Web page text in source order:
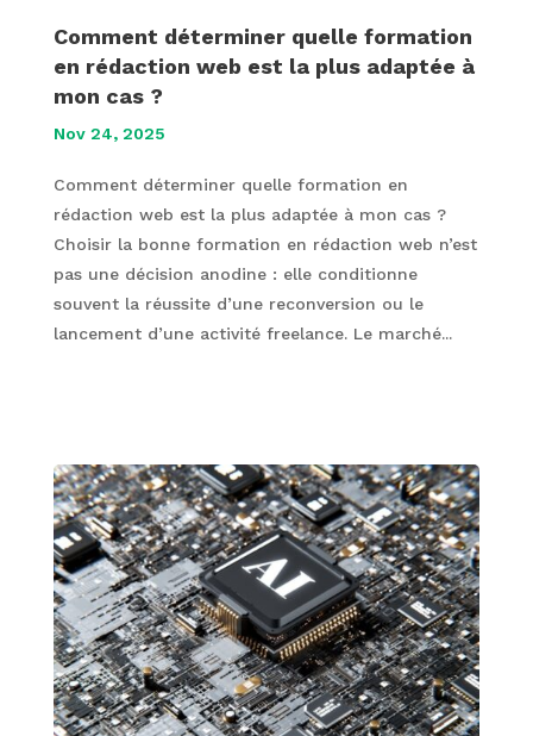
Comment déterminer quelle formation
en rédaction web est la plus adaptée à
mon cas ?
Nov 24, 2025
Comment déterminer quelle formation en
rédaction web est la plus adaptée à mon cas ?
Choisir la bonne formation en rédaction web n’est
pas une décision anodine : elle conditionne
souvent la réussite d’une reconversion ou le
lancement d’une activité freelance. Le marché...